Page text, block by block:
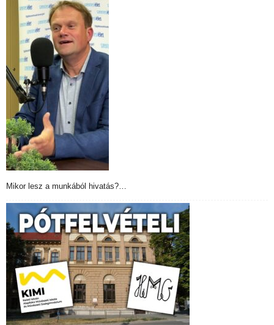
Mikor lesz a munkából hivatás?…